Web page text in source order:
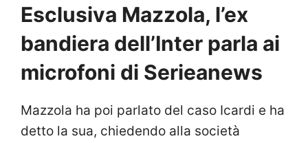
Esclusiva Mazzola, l’ex
bandiera dell’Inter parla ai
microfoni di Serieanews
Mazzola ha poi parlato del caso Icardi e ha
detto la sua, chiedendo alla società